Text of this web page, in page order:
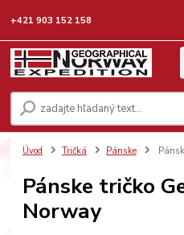
+421 903 152 158
Úvod Tričká Pánske
Pánske tričko
Norway